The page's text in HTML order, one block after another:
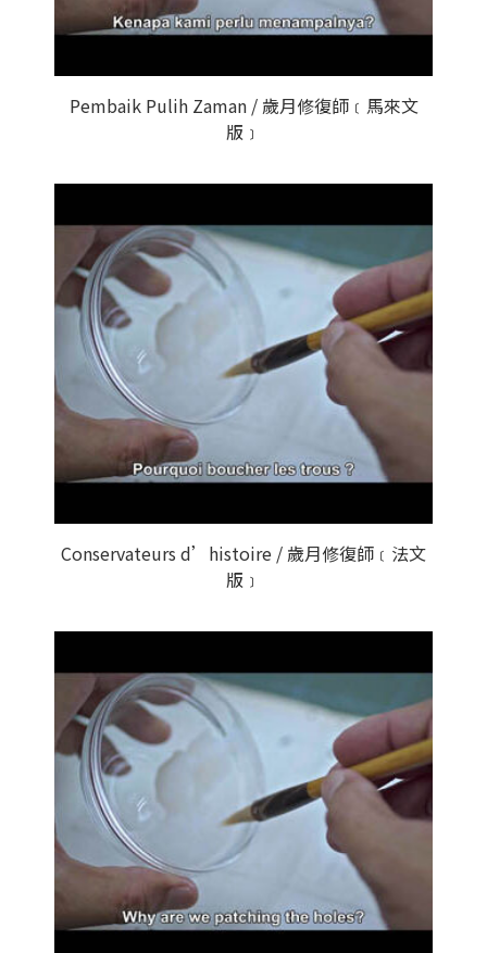
Pembaik Pulih Zaman / 歲月修復師﹝馬來文
版﹞
Conservateurs d’histoire / 歲月修復師﹝法文
版﹞